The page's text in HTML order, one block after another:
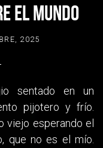
EL MUNDO
2025
sentado en un
pijotero y frío.
viejo esperando el
que no es el mío.